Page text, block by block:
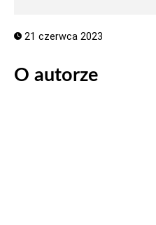
21 czerwca 2023
O autorze